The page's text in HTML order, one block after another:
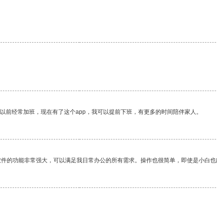
经常加班，现在有了这个app，我可以提前下班，有更多的时间陪伴家人。
的功能非常强大，可以满足我日常办公的所有需求。操作也很简单，即使是小白